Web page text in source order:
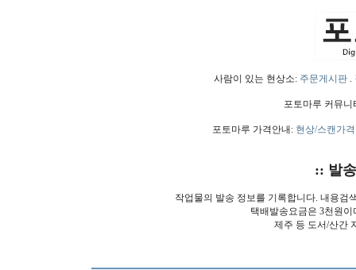
사람이 있는 현상소: 주문게시판.
포토마루 커뮤
포토마루 가격안내: 현상/스캔가격
:: 발
작업물의 발송 정보를 기록합니다. 내용검
택배발송요금은 3천원
제주 등 도서/산간